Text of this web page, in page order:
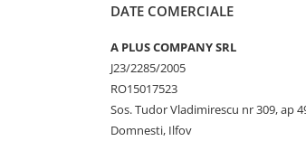
DATE COMERCIALE
A PLUS COMPANY SRL
J23/2285/2005
RO15017523
Sos. Tudor Vladimirescu nr 309, ap
Domnesti, Ilfov